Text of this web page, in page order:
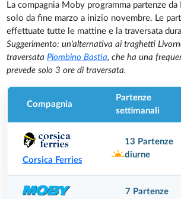
La compagnia Moby programma partenze
solo da fine marzo a inizio novembre. Le
effettuate tutte le mattine e la traversata
Suggerimento: un'alternativa ai traghetti
traversataPiombino Bastia, che ha una
prevede solo 3 ore di traversata.
Compagnia
Partenze
settimanali
Corsica Ferries
13 Partenze
diurne
7 Partenze